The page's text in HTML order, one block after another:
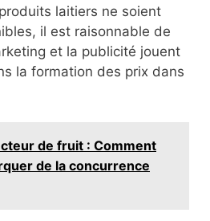
laitiers ne soient
il est raisonnable de
et la publicité jouent
la formation des prix dans
de fruit : Comment
de la concurrence